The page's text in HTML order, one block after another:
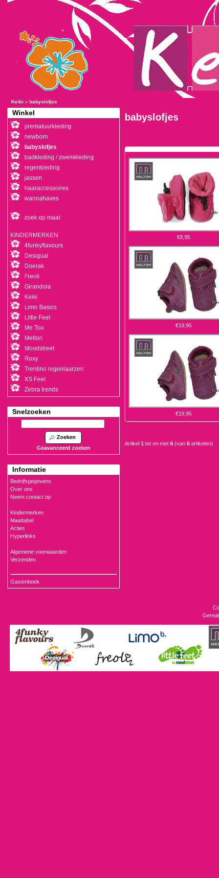
Keiki » babyslofjes
babyslofjes
€8,95
€19,95
€19,95
Artikel 1 tot en met 6 (van 6 artikelen)
Winkel
prematuurkleding
newborn
babyslofjes
badkleding / zwemkleding
regenkleding
jassen
haaraccessoires
wannahaves
zoek op maat
KINDERMERKEN
4funkyflavours
Desigual
Doerak
Freoli
Girandola
Keiki
Limo Basics
Little Feet
Me Too
Melton
Moodstreet
Roxy
Trentino regenlaarzen
XS Feet
Zebra trends
Snelzoeken
Zoeken
Geavanceerd zoeken
Informatie
Bedrijfsgegevens
Over ons
Neem contact op
Kindermerken
Maattabel
Acties
Hyperlinks
Algemene voorwaarden
Verzenden
Gastenboek